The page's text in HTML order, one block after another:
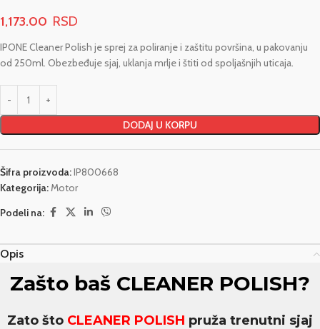
1,173.00
IPONE Cleaner Polish je sprej za poliranje i zaštitu površina, u pakovanju
od 250ml. Obezbeđuje sjaj, uklanja mrlje i štiti od spoljašnjih uticaja.
DODAJ U KORPU
Šifra proizvoda:IP800668
Kategorija:Motor
Podeli na:
Opis
Zašto baš CLEANER POLISH?
Zato što CLEANER POLISH pruža trenutni sjaj